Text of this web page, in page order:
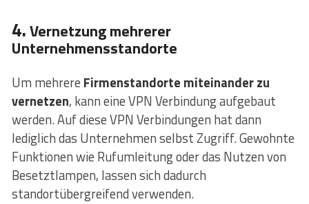
4.Vernetzung mehrerer
Unternehmensstandorte
Um mehrere Firmenstandorte miteinander zu
vernetzen, kann eine VPN Verbindung aufgebaut
werden. Auf diese VPN Verbindungen hat dann
lediglich das Unternehmen selbst Zugriff. Gewohnte
Funktionen wie Rufumleitung oder das Nutzen von
Besetztlampen, lassen sich dadurch
standortübergreifend verwenden.